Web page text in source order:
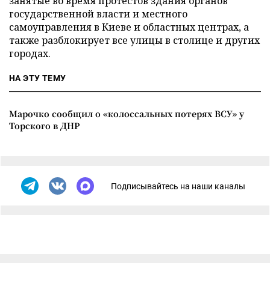
государственной власти и местного
самоуправления в Киеве и областных центрах, а
также разблокирует все улицы в столице и других
городах.
НА ЭТУ ТЕМУ
Марочко сообщил о «колоссальных потерях ВСУ» у
Торского в ДНР
Подписывайтесь на наши каналы